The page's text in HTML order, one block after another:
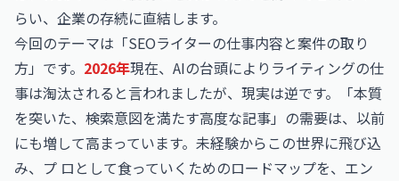
らい、企業の存続に直結します。
今回のテーマは「SEOライターの仕事内容と案件の取り
方」です。 2026年現在、AIの台頭によりライティングの仕
事は淘汰されると言われましたが、現実は逆です。「本質
を突いた、検索意図を満たす高度な記事」の需要は、以前
にも増して高まっています。未経験からこの世界に飛び込
み、プ ロとして食っていくためのロードマップを、エン